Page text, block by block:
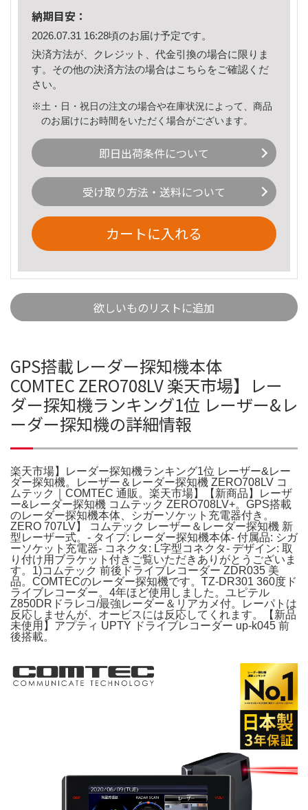
納期目安：
2026.07.31 16:28頃のお届け予定です。
決済方法が、クレジット、代金引換の場合に限りま
す。その他の決済方法の場合はこちら をご確認くだ
さい。
※土・日・祝日の注文の場合や在庫状況によって、商品
のお届けにお時間をいただく場合がございます。
即日出荷条件について
受け取り方法・送料について
カートに入れる
欲しいものリストに追加
GPS搭載レーダー探知機本体
COMTEC ZERO708LV 楽天市場】レー
ダー探知機ランキング1位 レーザー&レ
ーダー探知機の詳細情報
楽天市場】レーダー探知機ランキング1位 レーザー&レー
ダー探知機。レーザー＆レーダー探知機 ZERO708LV コ
ムテック｜COMTEC 通販。楽天市場】【新商品】レーザ
ー&レーダー探知機 コムテック ZERO708LV+。GPS搭載
のレーダー探知機本体、シガーソケット充電器付き。
ZERO 707LV】 コムテック レーザー＆レーダー探知機 新
型レーザー式。- タイプ: レーダー探知機本体- 付属品: シガ
ーソケット充電器- コネクタ: L字型コネクタ- デザイン: 取
り付け用ブラケット付きご覧いただきありがとうございま
す。1)コムテック 前後ドライブレコーダー ZDR035 美
品。COMTECのレーダー探知機です。TZ-DR301 360度ド
ライブレコーダー。4年ほど使用しました。ユピテル
Z850DRドラレコ/最強レーダー＆リアカメ付。レーパトは
反応しませんが、オービスには反応してくれます。【新品
未使用】アプティ UPTY ドライブレコーダー up-k045 前
後搭載。